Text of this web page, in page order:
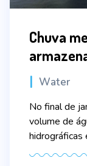
Chuva
Categories
Water
No final de
volume de
hidrográficas
que marcou